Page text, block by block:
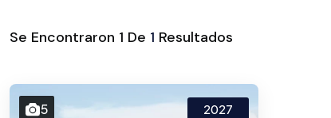
Se Encontraron 1 De 1 Resultados
5 2027